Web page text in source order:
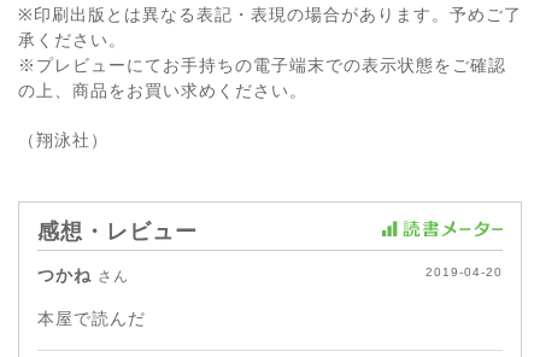
※印刷出版とは異なる表記・表現の場合があります。予めご了
承ください。
※プレビューにてお手持ちの電子端末での表示状態をご確認
の上、商品をお買い求めください。
（翔泳社）
感想・レビュー
つかね さん 2019-04-20
本屋で読んだ